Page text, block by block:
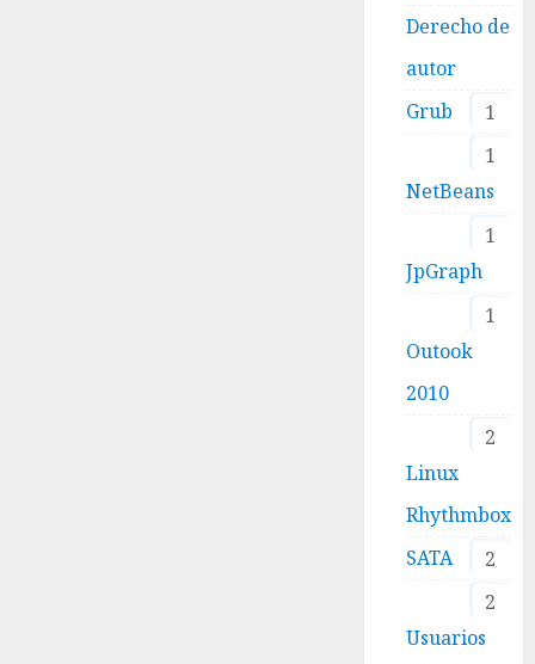
Derecho de
autor
1
Grub
1
NetBeans
1
JpGraph
1
Outook
2010
2
Linux
Rhythmbox
2
SATA
2
Usuarios